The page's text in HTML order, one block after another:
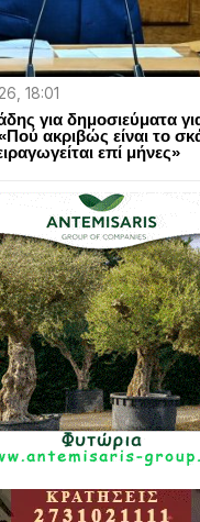
18:01
για δημοσιεύματα
ακριβώς είναι το
επί μήνες»